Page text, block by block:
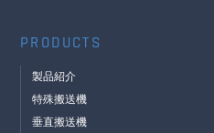
PRODUCTS
製品紹介
特殊搬送機
垂直搬送機